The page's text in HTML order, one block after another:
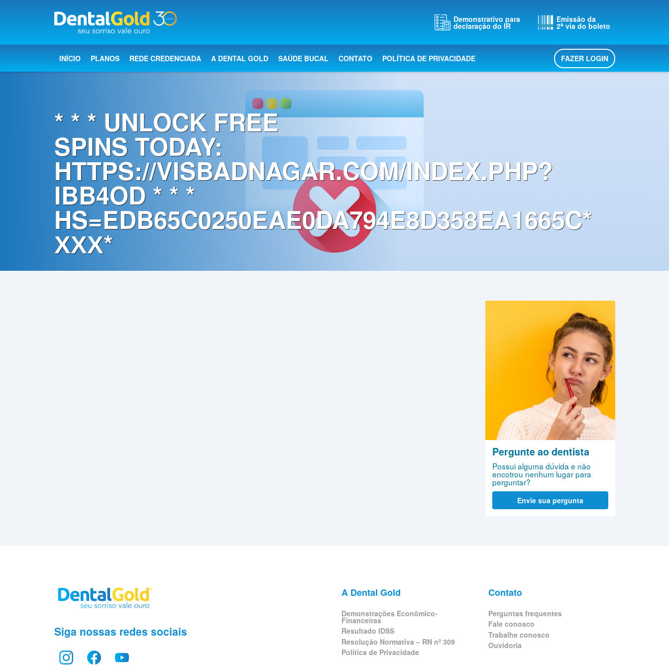
Início
Planos
Credenciada
Contato
de
Demonstrativo para
declaração do IR
Emissão da
2avia do boleto
INÍCIO PLANOS REDE CREDENCIADA A DENTAL GOLD SAÚDE BUCAL CONTATO POLÍTICA DE PRIVACIDADE FAZER LOGIN
* * * UNLOCK FREE
SPINS TODAY:
HTTPS://VISBADNAGAR.COM/INDEX.PHP?
IBB4OD * * *
HS=EDB65C0250EAE0DA794E8D358EA1665C*
ХХХ*
Pergunte ao dentista
Possui alguma dúvida e não
encotrou nenhum lugar para
perguntar?
Envie sua pergunta
Siga nossas redes sociais
A Dental Gold
Demonstrações Econômico-
Financeiras
Resultado IDSS
Resolução Normativa – RN nº 309
Política de Privacidade
Contato
Perguntas frequentes
Fale conosco
Trabalhe conosco
Ouvidoria